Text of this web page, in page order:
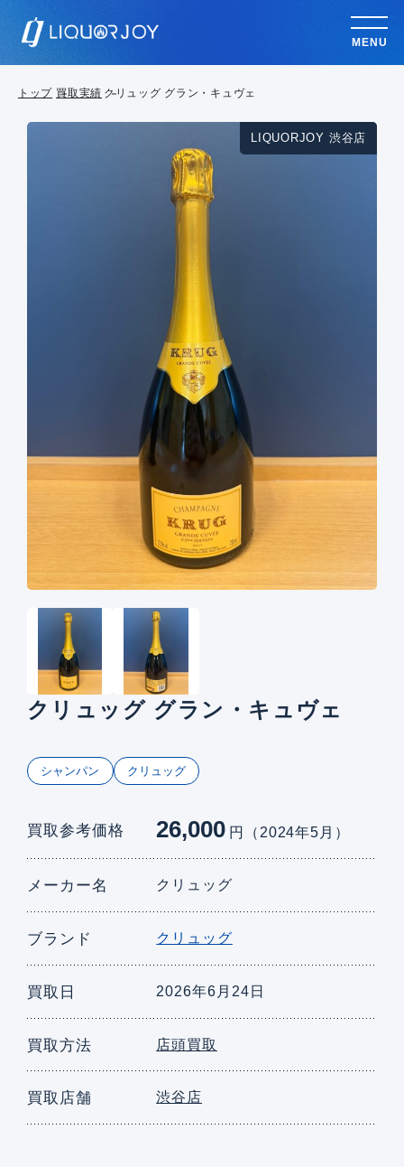
MENU
トップ 買取実績 クリュッグ グラン・キュヴェ
LIQUORJOY 渋谷店
クリュッグ グラン・キュヴェ
シャンパン クリュッグ
買取参考価格 26,000 円（2024年5月）
メーカー名 クリュッグ
ブランド クリュッグ
買取日 2026年6月24日
買取方法 店頭買取
買取店舗 渋谷店